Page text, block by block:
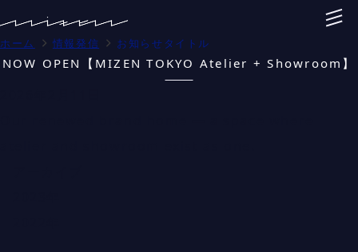
ホーム 情報発信 お知らせタイトル
NOW OPEN【MIZEN TOKYO Atelier + Showroom】